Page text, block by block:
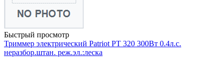
Быстрый просмотр
Триммер электрический Patriot PT 320 300Вт 0.4л.с.
неразбор.штан. реж.эл.:леска